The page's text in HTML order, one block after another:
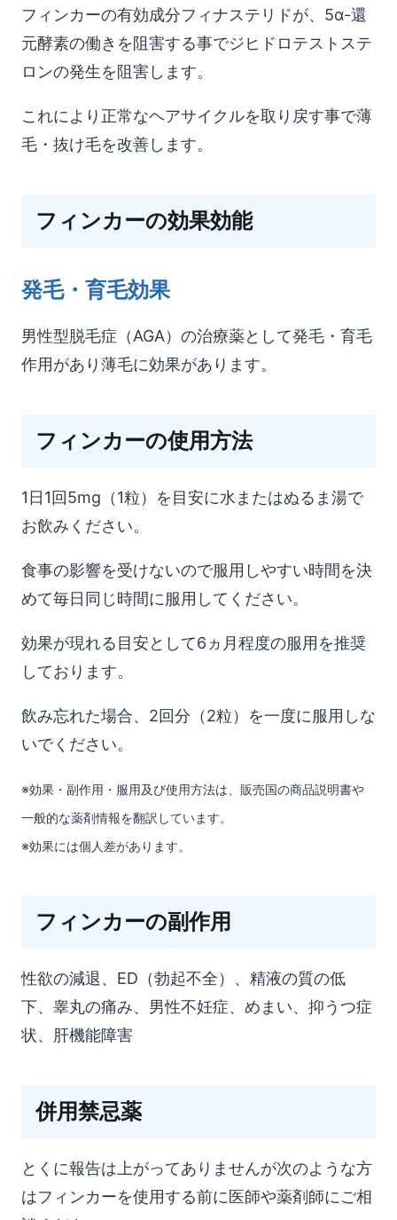
フィンカーの有効成分フィナステリドが、5α-還
元酵素の働きを阻害する事でジヒドロテストステ
ロンの発生を阻害します。
これにより正常なヘアサイクルを取り戻す事で薄
毛・抜け毛を改善します。
フィンカーの効果効能
発毛・育毛効果
男性型脱毛症（AGA）の治療薬として発毛・育毛
作用があり薄毛に効果があります。
フィンカーの使用方法
1日1回5mg（1粒）を目安に水またはぬるま湯で
お飲みください。
食事の影響を受けないので服用しやすい時間を決
めて毎日同じ時間に服用してください。
効果が現れる目安として6ヵ月程度の服用を推奨
しております。
飲み忘れた場合、2回分（2粒）を一度に服用しな
いでください。
※効果・副作用・服用及び使用方法は、販売国の商品説明書や
一般的な薬剤情報を翻訳しています。
※効果には個人差があります。
フィンカーの副作用
性欲の減退、ED（勃起不全）、精液の質の低
下、睾丸の痛み、男性不妊症、めまい、抑うつ症
状、肝機能障害
併用禁忌薬
とくに報告は上がってありませんが次のような方
はフィンカーを使用する前に医師や薬剤師にご相